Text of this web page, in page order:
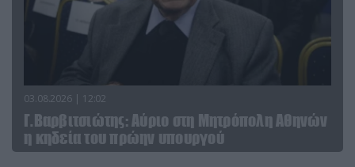
03.08.2026 | 12:02
Γ.Βαρβιτσιώτης: Aύριο στη Μητρόπολη Αθηνών
η κηδεία του πρώην υπουργού